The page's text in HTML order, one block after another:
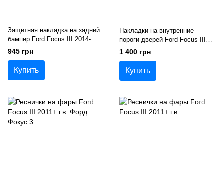
Защитная накладка на задний
бампер Ford Focus III 2014-
(рестайлинг)
945 грн
Купить
Накладки на внутренние
пороги дверей Ford Focus III
2014- (рестайлинг)
1 400 грн
Купить